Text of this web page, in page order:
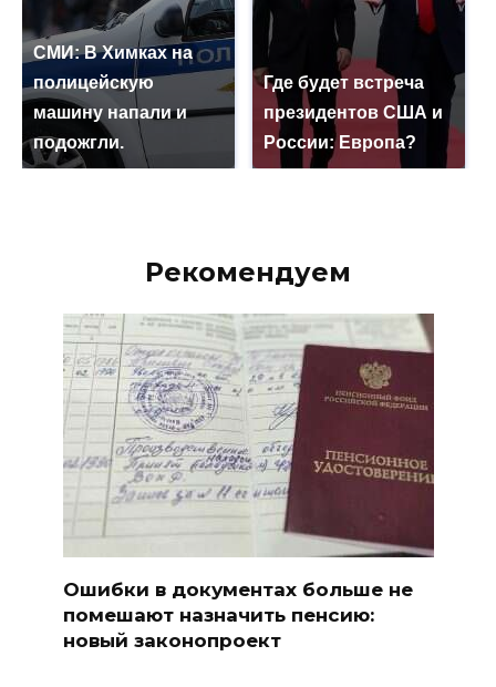
СМИ: В Химках на
полицейскую
машину напали и
подожгли.
Где будет встреча
президентов США и
России: Европа?
Рекомендуем
Ошибки в документах больше не
помешают назначить пенсию:
новый законопроект